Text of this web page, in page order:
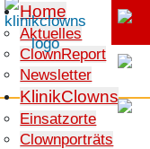
Home
Aktuelles
ClownReport
Newsletter
KlinikClowns
Einsatzorte
Clownporträts